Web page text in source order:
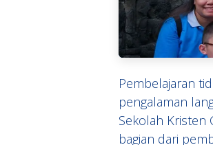
Pembelajaran
pengalaman
Sekolah Kristen
bagian dari